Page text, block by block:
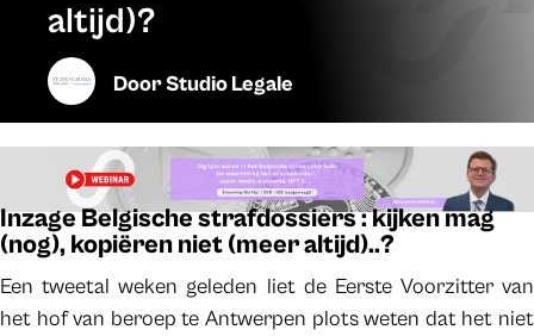
altijd)?
DoorStudio Legale
Inzage Belgische strafdossiers : kijken mag
(nog), kopiëren niet (meer altijd)..?
Een tweetal weken geleden liet de Eerste Voorzitter van
het hof van beroep te Antwerpen plots weten dat het niet